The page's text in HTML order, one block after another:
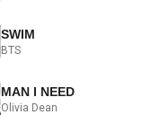
SWIM
BTS
MAN I NEED
Olivia Dean